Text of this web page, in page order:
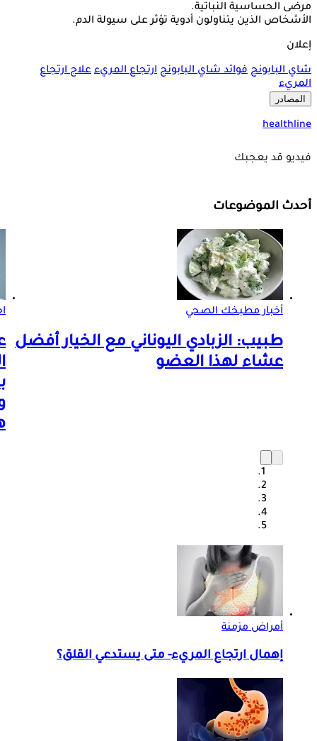
مرضى الحساسية النباتية.
الأشخاص الذين يتناولون أدوية تؤثر على سيولة الدم.
إعلان
شاي البابونج فوائد شاي البابونج ارتجاع المريء علاج ارتجاع
المريء
المصادر
healthline
فيديو قد يعجبك
أحدث الموضوعات
أخبار مطبخك الصحي
طبيب: الزبادي اليوناني مع الخيار أفضل
عشاء لهذا العضو
أمراض مزمنة
إهمال ارتجاع المريء- متى يستدعي القلق؟